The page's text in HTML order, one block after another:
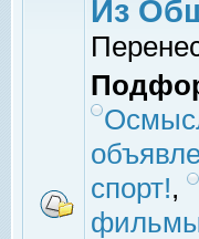
Из
спорт!,